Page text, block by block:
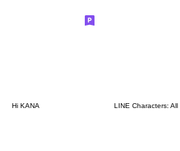
Hi KANA